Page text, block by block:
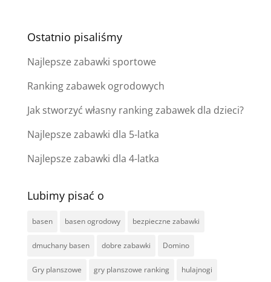
Ostatnio pisaliśmy
Najlepsze zabawki sportowe
Ranking zabawek ogrodowych
Jak stworzyć własny ranking zabawek dla dzieci?
Najlepsze zabawki dla 5-latka
Najlepsze zabawki dla 4-latka
Lubimy pisać o
basen basen ogrodowy bezpieczne zabawki
dmuchany basen dobre zabawki Domino
Gry planszowe gry planszowe ranking hulajnogi